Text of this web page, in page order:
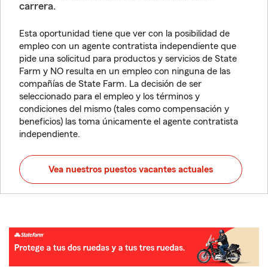
carrera.
Esta oportunidad tiene que ver con la posibilidad de
empleo con un agente contratista independiente que
pide una solicitud para productos y servicios de State
Farm y NO resulta en un empleo con ninguna de las
compañías de State Farm. La decisión de ser
seleccionado para el empleo y los términos y
condiciones del mismo (tales como compensación y
beneficios) las toma únicamente el agente contratista
independiente.
Vea nuestros puestos vacantes actuales